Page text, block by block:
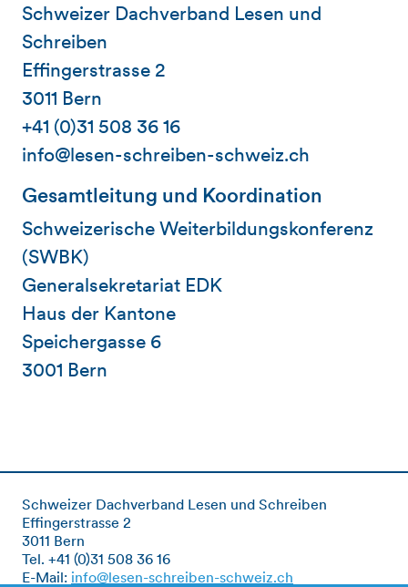
Schweizer Dachverband Lesen und
Schreiben
Effingerstrasse 2
3011 Bern
+41 (0)31 508 36 16
info@lesen-schreiben-schweiz.ch
Gesamtleitung und Koordination
Schweizerische Weiterbildungskonferenz
(SWBK)
Generalsekretariat EDK
Haus der Kantone
Speichergasse 6
3001 Bern
Schweizer Dachverband Lesen und Schreiben
Effingerstrasse 2
3011 Bern
Tel. +41 (0)31 508 36 16
E-Mail: info@lesen-schreiben-schweiz.ch